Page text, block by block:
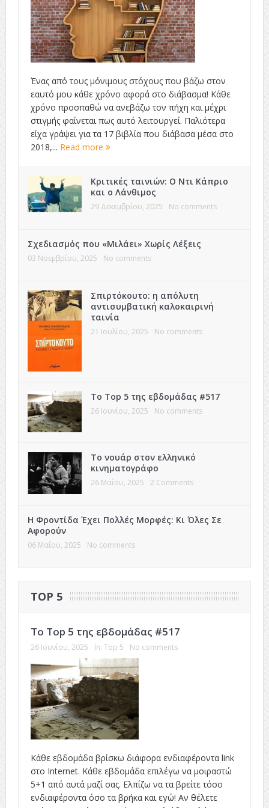
Ένας από τους μόνιμους στόχους που βάζω στον
εαυτό μου κάθε χρόνο αφορά στο διάβασμα! Κάθε
χρόνο προσπαθώ να ανεβάζω τον πήχη και μέχρι
στιγμής φαίνεται πως αυτό λειτουργεί. Παλιότερα
είχα γράψει για τα 17 βιβλία που διάβασα μέσα στο
2018,... Read more
Κριτικές ταινιών: Ο Ντι Κάπριο
και ο Λάνθιμος
29 Δεκεμβρίου, 2025 No comments
Σχεδιασμός που «Μιλάει» Χωρίς Λέξεις
03 Νοεμβρίου, 2025 No comments
Σπιρτόκουτο: η απόλυτη
αντισυμβατική καλοκαιρινή
ταινία
21 Ιουλίου, 2025 No comments
Το Top 5 της εβδομάδας #517
26 Ιουνίου, 2025 No comments
Το νουάρ στον ελληνικό
κινηματογράφο
26 Μαΐου, 2025 2 Comments
Η Φροντίδα Έχει Πολλές Μορφές: Κι Όλες Σε
Αφορούν
06 Μαΐου, 2025 No comments
TOP 5
Το Top 5 της εβδομάδας #517
26 Ιουνίου, 2025 In: Top 5 No comments
Κάθε εβδομάδα βρίσκω διάφορα ενδιαφέροντα link
στο Internet. Κάθε εβδομάδα επιλέγω να μοιραστώ
5+1 από αυτά μαζί σας. Ελπίζω να τα βρείτε τόσο
ενδιαφέροντα όσο τα βρήκα και εγώ! Αν θέλετε